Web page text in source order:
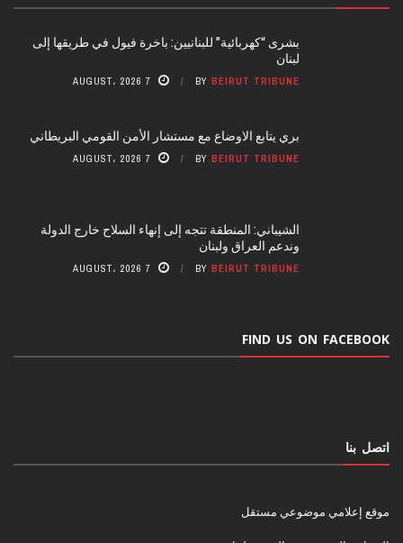
بشرى “كهربائية” للبنانيين: باخرة فيول في طريقها إلى
لبنان
BY BEIRUT TRIBUNE 7 AUGUST، 2026
بري يتابع الاوضاع مع مستشار الأمن القومي البريطاني
BY BEIRUT TRIBUNE 7 AUGUST، 2026
الشيباني: المنطقة تتجه إلى إنهاء السلاح خارج الدولة
وندعم العراق ولبنان
BY BEIRUT TRIBUNE 7 AUGUST، 2026
FIND US ON FACEBOOK
اتصل بنا
موقع إعلامي موضوعي مستقل